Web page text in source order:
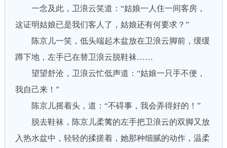
一念及此，卫浪云笑道：“姑娘一人住一间客房，
这证明姑娘已是我们客人了，姑娘还有何要求？”
陈京儿一笑，低头端起木盆放在卫浪云脚前，缓缓
蹲下地，左手已在替卫浪云脱鞋袜……
望望舒沧，卫浪云忙低声道：“姑娘一只手不便，
我自己来！”
陈京儿摇着头，道：“不碍事，我会弄得好的！”
脱去鞋袜，陈京儿柔荑的左手把卫浪云的双脚又放
入热水盆中，轻轻的揉搓着，她那种细腻的动作，温柔